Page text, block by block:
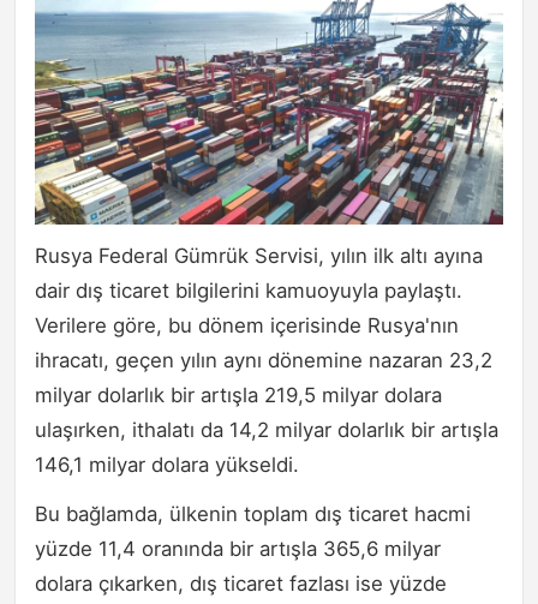
Rusya Federal Gümrük Servisi, yılın ilk altı ayına
dair dış ticaret bilgilerini kamuoyuyla paylaştı.
Verilere göre, bu dönem içerisinde Rusya'nın
ihracatı, geçen yılın aynı dönemine nazaran 23,2
milyar dolarlık bir artışla 219,5 milyar dolara
ulaşırken, ithalatı da 14,2 milyar dolarlık bir artışla
146,1 milyar dolara yükseldi.
Bu bağlamda, ülkenin toplam dış ticaret hacmi
yüzde 11,4 oranında bir artışla 365,6 milyar
dolara çıkarken, dış ticaret fazlası ise yüzde